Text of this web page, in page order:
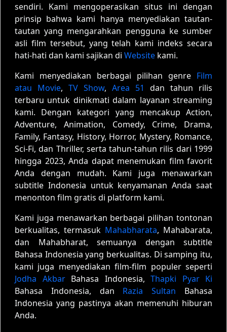
sendiri. Kami mengoperasikan situs ini dengan
prinsip bahwa kami hanya menyediakan tautan-
tautan yang mengarahkan pengguna ke sumber
asli film tersebut, yang telah kami indeks secara
hati-hati dan kami sajikan di Website kami.
Kami menyediakan berbagai pilihan genre Film
atau Movie, TV Show, Area 51
dan tahun rilis
terbaru untuk dinikmati dalam layanan streaming
kami. Dengan kategori yang mencakup Action,
Adventure, Animation, Comedy, Crime, Drama,
Family, Fantasy, History, Horror, Mystery, Romance,
Sci-Fi, dan Thriller, serta tahun-tahun rilis dari 1999
hingga 2023, Anda dapat menemukan film favorit
Anda dengan mudah. Kami juga menawarkan
subtitle Indonesia untuk kenyamanan Anda saat
menonton film gratis di platform kami.
Kami juga menawarkan berbagai pilihan tontonan
berkualitas, termasuk Mahabharata, Mahabarata,
dan Mahabharat, semuanya dengan subtitle
Bahasa Indonesia yang berkualitas. Di samping itu,
kami juga menyediakan film-film populer seperti
Jodha AkbarBahasa Indonesia, Thapki Pyar Ki
Bahasa Indonesia, dan Razia Sultan Bahasa
Indonesia yang pastinya akan memenuhi hiburan
Anda.